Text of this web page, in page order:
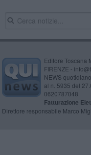
Editore Toscana
FIRENZE -
NEWS
al n. 5935 del
0620787048
Fatturazione
Direttore responsabile Marco